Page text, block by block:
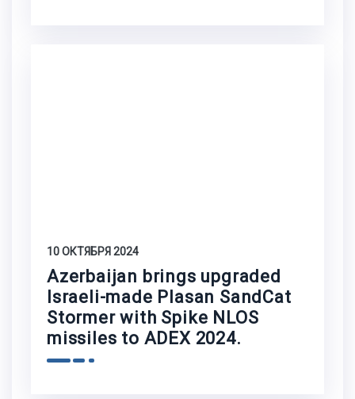
10 ОКТЯБРЯ 2024
Azerbaijan brings upgraded
Israeli-made Plasan SandCat
Stormer with Spike NLOS
missiles to ADEX 2024.